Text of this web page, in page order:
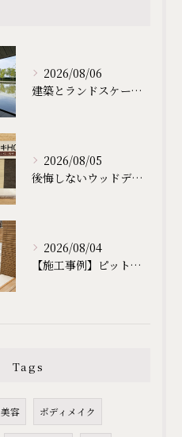
2026/08/06
建築とランドスケープから学ぶ、心地よい庭づくり｜佐川美術館を訪れて｜滋賀の外構・庭づくりなら庭一設計企画｜滋賀｜外構｜エクステリア｜ガーデン｜庭一設計企画｜niwaichi
2026/08/05
後悔しないウッドデッキ選び｜長く快適に使うために大切なこと｜滋賀の外構・庭づくりなら庭一設計企画｜滋賀｜外構｜エクステリア｜ガーデン｜庭一設計企画｜niwaichi
2026/08/04
【施工事例】ピットインテラス工事が完成しました｜お客様と一緒に作る理想の庭づくり｜滋賀の外構・庭づくりなら庭一設計企画｜滋賀｜外構｜エクステリア｜ガーデン｜庭一設計企画｜niwaichi
Tags
美容 ボディメイク